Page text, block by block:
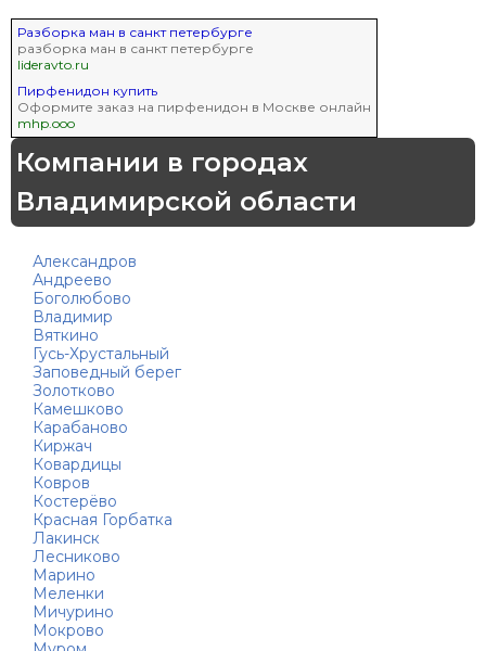
Разборка ман в санкт петербурге
разборка ман в санкт петербурге
lideravto.ru
Пирфенидон купить
Оформите заказ на пирфенидон в Москве онлайн
mhp.ooo
Компании в городах
Владимирской области
Александров
Андреево
Боголюбово
Владимир
Вяткино
Гусь-Хрустальный
Заповедный берег
Золотково
Камешково
Карабаново
Киржач
Ковардицы
Ковров
Костерёво
Красная Горбатка
Лакинск
Лесниково
Марино
Меленки
Мичурино
Мокрово